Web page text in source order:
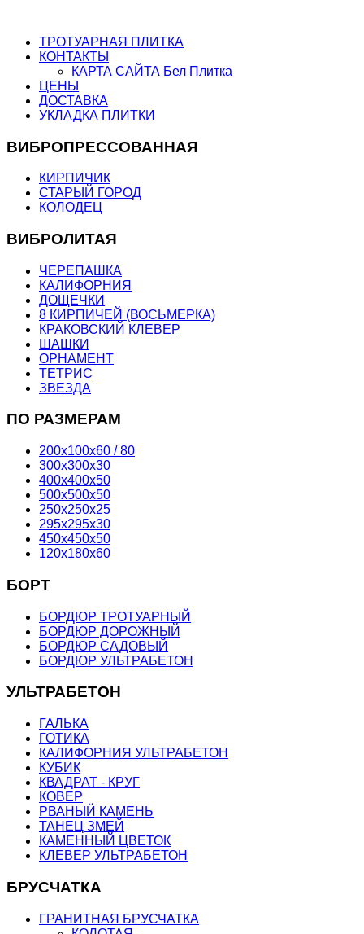
ТРОТУАРНАЯ ПЛИТКА
КОНТАКТЫ
КАРТА САЙТА Бел Плитка
ЦЕНЫ
ДОСТАВКА
УКЛАДКА ПЛИТКИ
ВИБРОПРЕССОВАННАЯ
КИРПИЧИК
СТАРЫЙ ГОРОД
КОЛОДЕЦ
ВИБРОЛИТАЯ
ЧЕРЕПАШКА
КАЛИФОРНИЯ
ДОЩЕЧКИ
8 КИРПИЧЕЙ (ВОСЬМЕРКА)
КРАКОВСКИЙ КЛЕВЕР
ШАШКИ
ОРНАМЕНТ
ТЕТРИС
ЗВЕЗДА
ПО РАЗМЕРАМ
200х100х60 / 80
300х300х30
400х400х50
500х500х50
250х250х25
295х295х30
450х450х50
120х180х60
БОРТ
БОРДЮР ТРОТУАРНЫЙ
БОРДЮР ДОРОЖНЫЙ
БОРДЮР САДОВЫЙ
БОРДЮР УЛЬТРАБЕТОН
УЛЬТРАБЕТОН
ГАЛЬКА
ГОТИКА
КАЛИФОРНИЯ УЛЬТРАБЕТОН
КУБИК
КВАДРАТ - КРУГ
КОВЕР
РВАНЫЙ КАМЕНЬ
ТАНЕЦ ЗМЕЙ
КАМЕННЫЙ ЦВЕТОК
КЛЕВЕР УЛЬТРАБЕТОН
БРУСЧАТКА
ГРАНИТНАЯ БРУСЧАТКА